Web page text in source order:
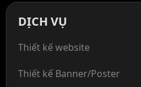
DỊCH VỤ
Thiết kế website
Thiết kế Banner/Poster